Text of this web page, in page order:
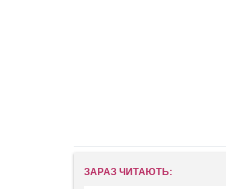
ЗАРАЗ ЧИТАЮТЬ: